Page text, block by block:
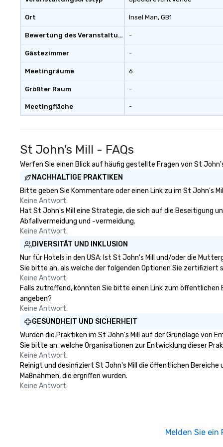
Ort
Bewertung des Veranstaltungsortes
Gästezimmer
Meetingräume
Größter Raum
Meetingfläche
Insel Man, GB1
-
-
6
-
-
St John's Mill - FAQs
Werfen Sie einen Blick auf häufig gestellte Fragen von St
NACHHALTIGE PRAKTIKEN
Bitte geben Sie Kommentare oder einen Link zu im St John's
Keine Antwort.
Hat St John's Mill eine Strategie, die sich auf die Beseitigung
Abfallvermeidung und -vermeidung.
Keine Antwort.
DIVERSITÄT UND INKLUSION
Nur für Hotels in den USA: Ist St John's Mill und/oder die
Sie bitte an, als welche der folgenden Optionen Sie zertifiziert
Keine Antwort.
Falls zutreffend, könnten Sie bitte einen Link zum
angeben?
Keine Antwort.
GESUNDHEIT UND SICHERHEIT
Wurden die Praktiken im St John's Mill auf der Grundlage von
Sie bitte an, welche Organisationen zur Entwicklung dieser
Keine Antwort.
Reinigt und desinfiziert St John's Mill die öffentlichen
Maßnahmen, die ergriffen wurden.
Keine Antwort.
Melden Sie ein